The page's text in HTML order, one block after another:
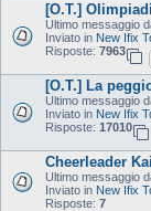
[O.T.] Olimpiadi
Ultimo messaggio
Inviato in New Ifix
Risposte: 7963
[O.T.] La
Ultimo messaggio
Inviato in New Ifix
Risposte: 17010
Cheerleader
Ultimo messaggio
Inviato in New Ifix
Risposte: 7